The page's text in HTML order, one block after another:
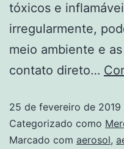
tóxicos e
irregularmente,
meio ambiente e
contato direto…
25 de fevereiro de 2019
Categorizado como
Marcado com aerosol,